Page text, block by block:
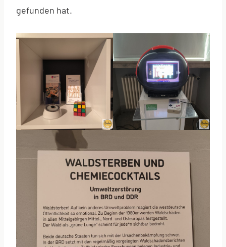
gefunden hat.